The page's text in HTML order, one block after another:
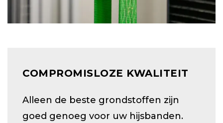
COMPROMISLOZE KWALITEIT
Alleen de beste grondstoffen zijn
goed genoeg voor uw hijsbanden.